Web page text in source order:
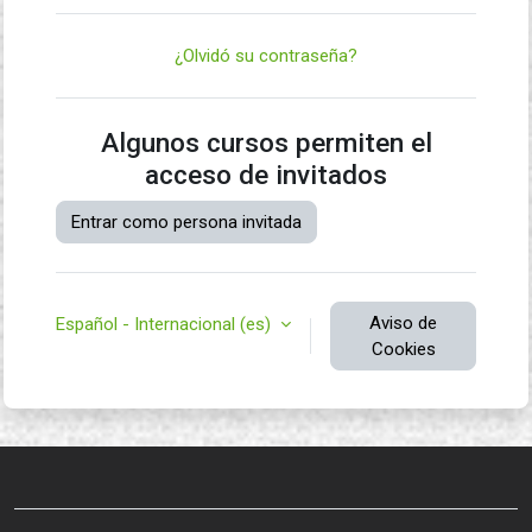
¿Olvidó su contraseña?
Algunos cursos permiten el
acceso de invitados
Entrar como persona invitada
Español - Internacional ‎(es)‎
Aviso de
Cookies